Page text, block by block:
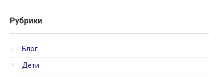
Рубрики
Блог
Дети